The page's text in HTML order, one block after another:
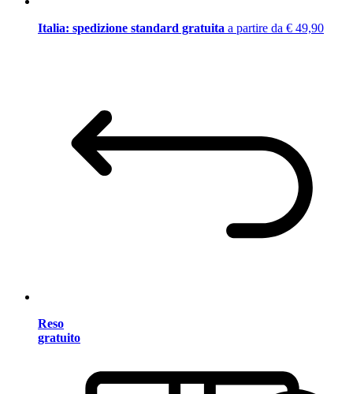
Italia: spedizione standard gratuita a partire da € 49,90
Reso
gratuito